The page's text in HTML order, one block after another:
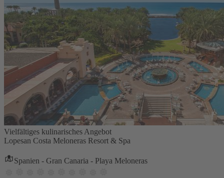
Vielfältiges kulinarisches Angebot
Lopesan Costa Meloneras Resort & Spa
Spanien - Gran Canaria - Playa Meloneras